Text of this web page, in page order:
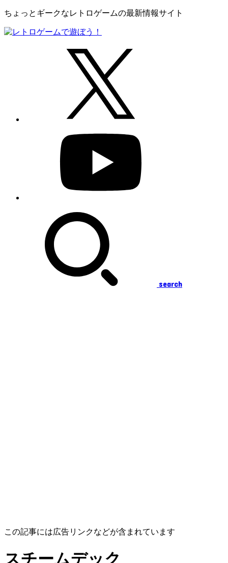
ちょっとギークなレトロゲームの最新情報サイト
search
この記事には広告リンクなどが含まれています
スチームデック